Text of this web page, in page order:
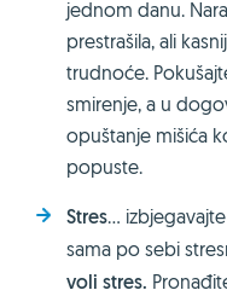
jednom danu.
prestrašila, ali
trudnoće.
smirenje, a u
opuštanje mišića
popuste.
Stres…
sama po sebi
voli stres.